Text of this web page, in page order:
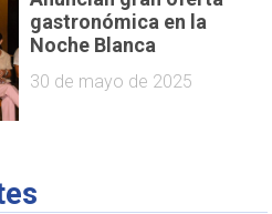
gastronómica en la
Noche Blanca
30 de mayo de 2025